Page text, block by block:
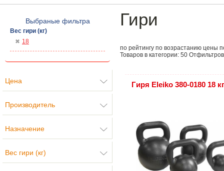
Выбраные фильтра
Вес гири (кг)
18
Цена
Производитель
Назначение
Вес гири (кг)
Гири
по рейтингу по возрастанию цены
Товаров в категории: 50
Гиря Eleiko 380-0180 18 кг